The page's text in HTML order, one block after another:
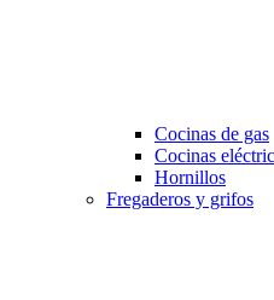
Cocinas de gas
Cocinas
Hornillos
Fregaderos y grifos